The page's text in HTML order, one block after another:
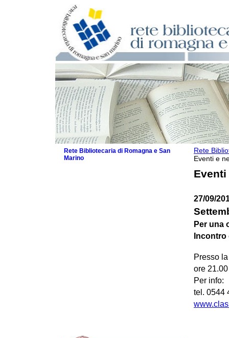
Rete
Eventi e
Eventi
27/09/
Per una
Presso
ore 21.00
Per info:
tel. 0544
Rete Bibliotecaria di Romagna e San
Marino